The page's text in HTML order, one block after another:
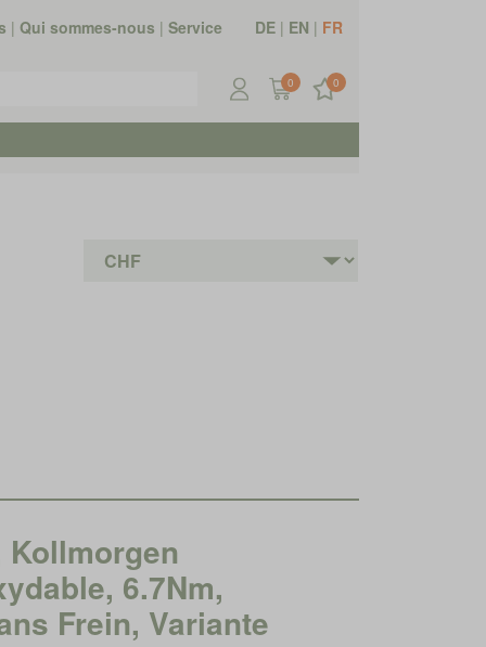
| Qui sommes-nous | Service DE | EN | FR
0 0
Kollmorgen
6.7Nm,
Frein, Variante